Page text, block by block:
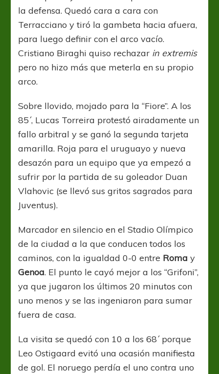
la defensa. Quedó cara a cara con
Terracciano y tiró la gambeta hacia afuera,
para luego definir con el arco vacío.
Cristiano Biraghi quiso rechazar in extremis
pero no hizo más que meterla en su propio
arco.
Sobre llovido, mojado para la “Fiore”. A los
85´, Lucas Torreira protestó airadamente un
fallo arbitral y se ganó la segunda tarjeta
amarilla. Roja para el uruguayo y nueva
desazón para un equipo que ya empezó a
sufrir por la partida de su goleador Duan
Vlahovic (se llevó sus gritos sagrados para
Juventus).
Marcador en silencio en el Stadio Olímpico
de la ciudad a la que conducen todos los
caminos, con la igualdad 0-0 entre Roma y
Genoa. El punto le cayó mejor a los “Grifoni”,
ya que jugaron los últimos 20 minutos con
uno menos y se las ingeniaron para sumar
fuera de casa.
La visita se quedó con 10 a los 68´ porque
Leo Ostigaard evitó una ocasión manifiesta
de gol. El noruego perdía el uno contra uno